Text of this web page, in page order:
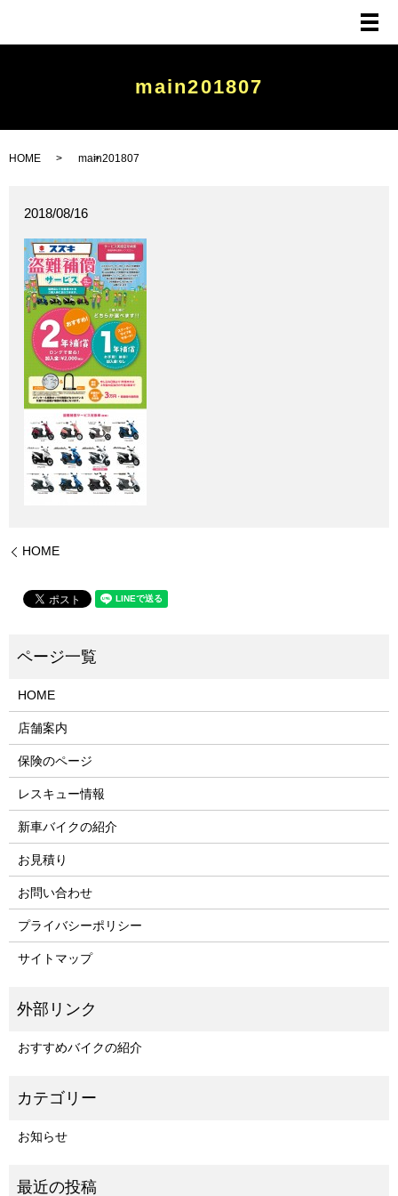
メ
main201807
HOME main201807
2018/08/16
HOME
HOME
店舗案内
保険のページ
レスキュー情報
新車バイクの紹介
お見積り
お問い合わせ
プライバシーポリシー
サイトマップ
おすすめバイクの紹介
お知らせ